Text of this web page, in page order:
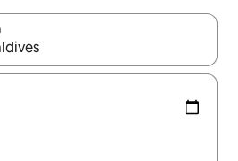
հասանելի լինեն, սլաքների